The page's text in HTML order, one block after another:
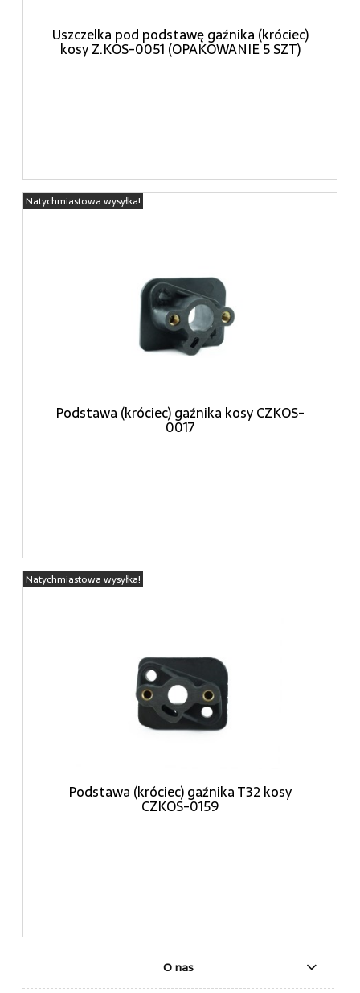
Uszczelka pod podstawę gaźnika (króciec)
kosy Z.KOS-0051 (OPAKOWANIE 5 SZT)
Podstawa (króciec) gaźnika kosy CZKOS-
0017
Natychmiastowa wysyłka!
Podstawa (króciec) gaźnika T32 kosy
CZKOS-0159
Natychmiastowa wysyłka!
O nas